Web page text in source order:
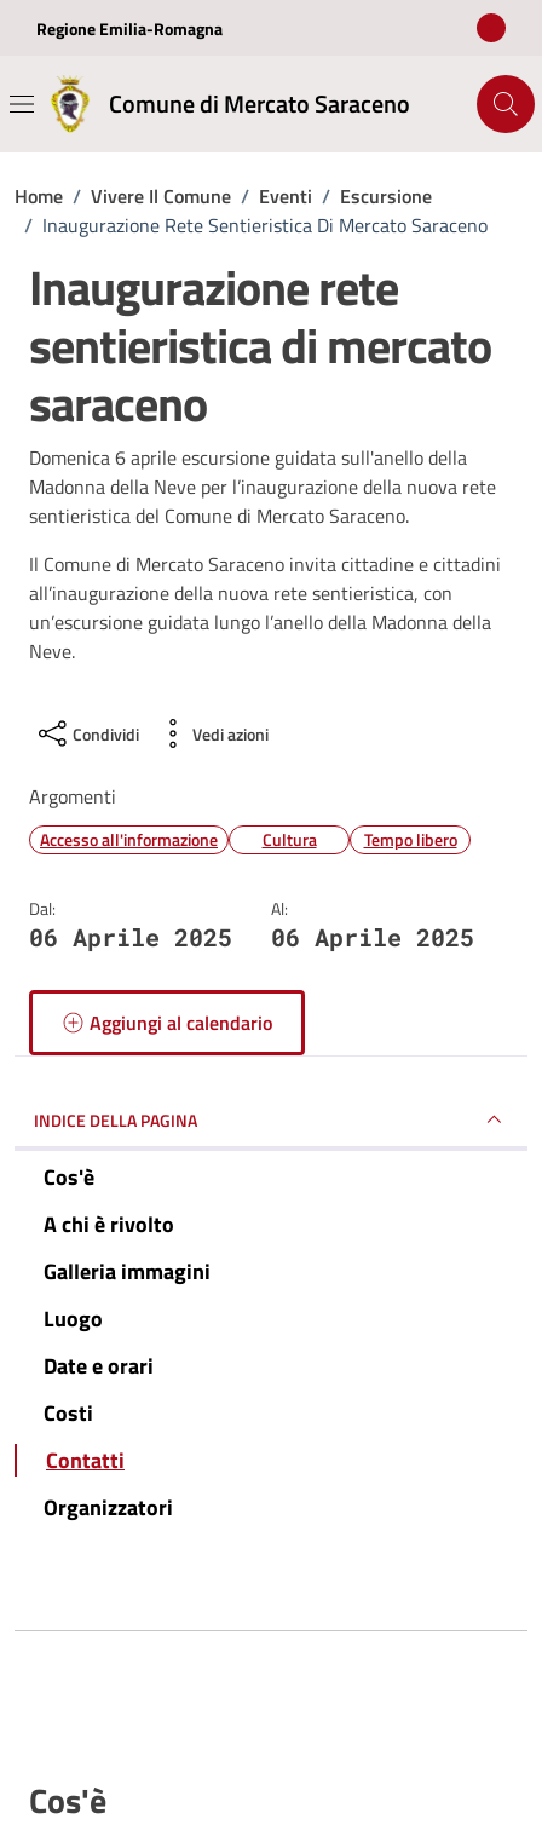
Regione Emilia-Romagna
Comune di Mercato Saraceno
Home / Vivere Il Comune / Eventi / Escursione
/ Inaugurazione Rete Sentieristica Di Mercato Saraceno
Inaugurazione rete
sentieristica di mercato
saraceno
Domenica 6 aprile escursione guidata sull'anello della
Madonna della Neve per l’inaugurazione della nuova rete
sentieristica del Comune di Mercato Saraceno.
Il Comune di Mercato Saraceno invita cittadine e cittadini
all’inaugurazione della nuova rete sentieristica, con
un’escursione guidata lungo l’anello della Madonna della
Neve.
Condividi Vedi azioni
Argomenti
Accesso all'informazione Cultura Tempo libero
Dal:
06 Aprile 2025
Al:
06 Aprile 2025
Aggiungi al calendario
INDICE DELLA PAGINA
Cos'è
A chi è rivolto
Galleria immagini
Luogo
Date e orari
Costi
Contatti
Organizzatori
Cos'è